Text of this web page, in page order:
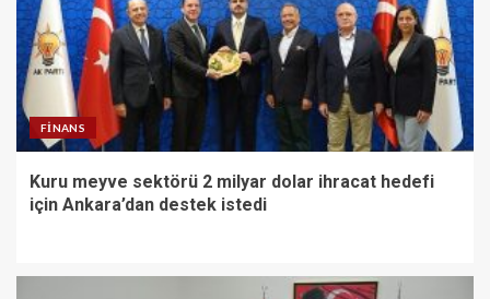
FINANS
Kuru meyve sektörü 2 milyar dolar ihracat hedefi
için Ankara’dan destek istedi